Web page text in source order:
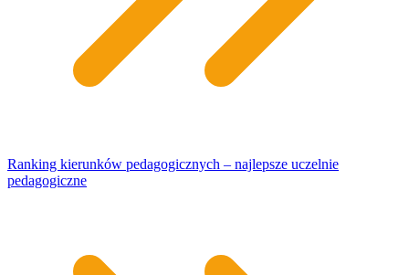
Ranking kierunków pedagogicznych – najlepsze uczelnie
pedagogiczne